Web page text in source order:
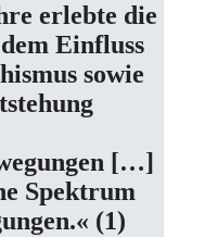
erlebte die
Einfluss
sowie
[…]
Spektrum
(1)